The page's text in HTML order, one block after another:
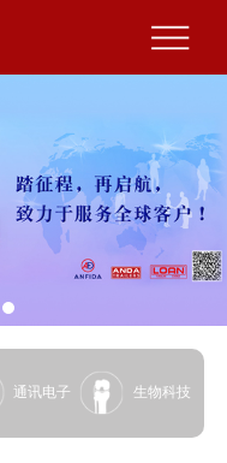
通讯电子 生物科技